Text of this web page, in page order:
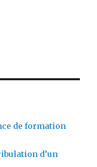
de formation
d’un